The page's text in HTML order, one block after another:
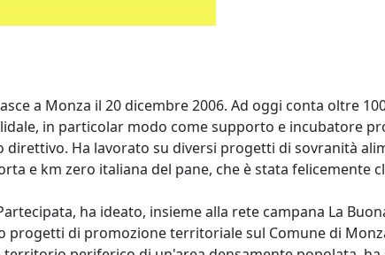
a Monza il 20 dicembre 2006. Ad oggi conta oltre
in particolar modo come supporto e incubatore
Ha lavorato su diversi progetti di sovranità
e km zero italiana del pane, che è stata felicemente
ha ideato, insieme alla rete campana La
di promozione territoriale sul Comune di